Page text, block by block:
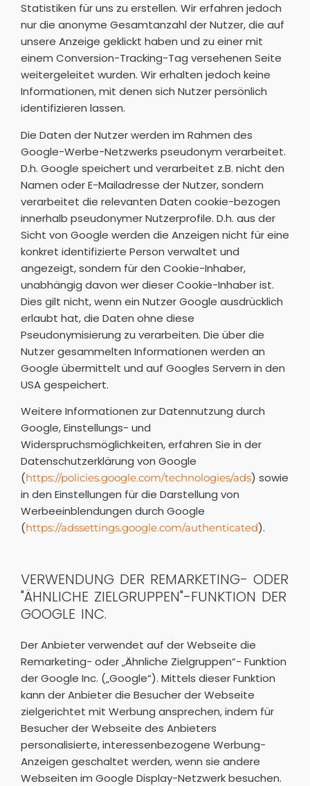
Statistiken für uns zu erstellen. Wir erfahren jedoch
nur die anonyme Gesamtanzahl der Nutzer, die auf
unsere Anzeige geklickt haben und zu einer mit
einem Conversion-Tracking-Tag versehenen Seite
weitergeleitet wurden. Wir erhalten jedoch keine
Informationen, mit denen sich Nutzer persönlich
identifizieren lassen.
Die Daten der Nutzer werden im Rahmen des
Google-Werbe-Netzwerks pseudonym verarbeitet.
D.h. Google speichert und verarbeitet z.B. nicht den
Namen oder E-Mailadresse der Nutzer, sondern
verarbeitet die relevanten Daten cookie-bezogen
innerhalb pseudonymer Nutzerprofile. D.h. aus der
Sicht von Google werden die Anzeigen nicht für eine
konkret identifizierte Person verwaltet und
angezeigt, sondern für den Cookie-Inhaber,
unabhängig davon wer dieser Cookie-Inhaber ist.
Dies gilt nicht, wenn ein Nutzer Google ausdrücklich
erlaubt hat, die Daten ohne diese
Pseudonymisierung zu verarbeiten. Die über die
Nutzer gesammelten Informationen werden an
Google übermittelt und auf Googles Servern in den
USA gespeichert.
Weitere Informationen zur Datennutzung durch
Google, Einstellungs- und
Widerspruchsmöglichkeiten, erfahren Sie in der
Datenschutzerklärung von Google
(https://policies.google.com/technologies/ads) sowie
in den Einstellungen für die Darstellung von
Werbeeinblendungen durch Google
(https://adssettings.google.com/authenticated).
VERWENDUNG DER REMARKETING- ODER
"ÄHNLICHE ZIELGRUPPEN"-FUNKTION DER
GOOGLE INC.
Der Anbieter verwendet auf der Webseite die
Remarketing- oder „Ähnliche Zielgruppen“- Funktion
der Google Inc. („Google“). Mittels dieser Funktion
kann der Anbieter die Besucher der Webseite
zielgerichtet mit Werbung ansprechen, indem für
Besucher der Webseite des Anbieters
personalisierte, interessenbezogene Werbung-
Anzeigen geschaltet werden, wenn sie andere
Webseiten im Google Display-Netzwerk besuchen.